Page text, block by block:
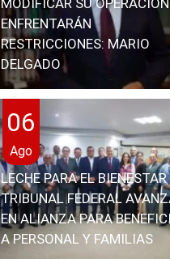
ENFRENTARÁN
RESTRICCIONES: MARIO
DELGADO
06
Ago
LECHE PARA EL BIENESTAR
TRIBUNAL FEDERAL
EN ALIANZA PARA
A PERSONAL Y FAMILIAS